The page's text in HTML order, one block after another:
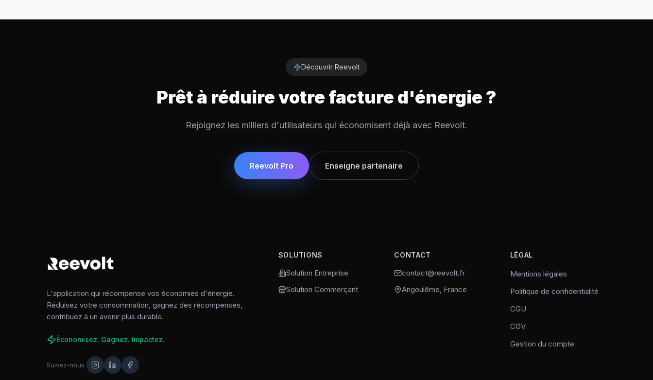
Découvrir Reevolt
Prêt à réduire votre facture d'énergie ?
Rejoignez les milliers d'utilisateurs qui économisent déjà avec Reevolt.
Reevolt Pro Enseigne partenaire
L'application qui récompense vos économies d'énergie.
Réduisez votre consommation, gagnez des récompenses,
contribuez à un avenir plus durable.
Économisez. Gagnez. Impactez.
Suivez-nous
SOLUTIONS
Solution Entreprise
Solution Commerçant
CONTACT
contact@reevolt.fr
Angoulême, France
LÉGAL
Mentions légales
Politique de confidentialité
CGU
CGV
Gestion du compte